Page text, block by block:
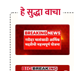
हे सुद्धा वाचा